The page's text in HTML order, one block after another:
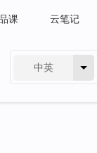
课 云笔记
中英